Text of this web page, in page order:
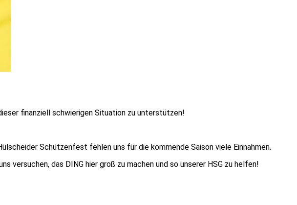
finanziell schwierigen Situation zu unterstützen!
Schützenfest fehlen uns für die kommende Saison viele Einnahmen.
versuchen, das DING hier groß zu machen und so unserer HSG zu helfen!